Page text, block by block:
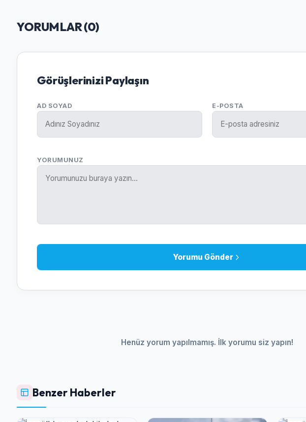
YORUMLAR (0)
Görüşlerinizi Paylaşın
AD SOYAD E-POSTA
YORUMUNUZ
Yorumu Gönder
Henüz yorum yapılmamış. İlk yorumu siz yapın!
Benzer Haberler